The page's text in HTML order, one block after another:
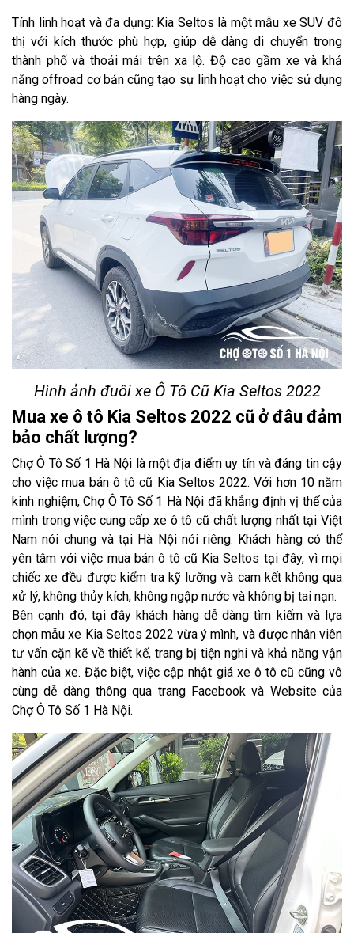
Tính linh hoạt và đa dụng: Kia Seltos là một mẫu xe SUV đô
thị với kích thước phù hợp, giúp dễ dàng di chuyển trong
thành phố và thoải mái trên xa lộ. Độ cao gầm xe và khả
năng offroad cơ bản cũng tạo sự linh hoạt cho việc sử dụng
hàng ngày.
Hình ảnh đuôi xe Ô Tô Cũ Kia Seltos 2022
Mua xe ô tô Kia Seltos 2022 cũ ở đâu đảm
bảo chất lượng?
Chợ Ô Tô Số 1 Hà Nội là một địa điểm uy tín và đáng tin cậy
cho việc mua bán ô tô cũ Kia Seltos 2022. Với hơn 10 năm
kinh nghiệm, Chợ Ô Tô Số 1 Hà Nội đã khẳng định vị thế của
mình trong việc cung cấp xe ô tô cũ chất lượng nhất tại Việt
Nam nói chung và tại Hà Nội nói riêng. Khách hàng có thể
yên tâm với việc mua bán ô tô cũ Kia Seltos tại đây, vì mọi
chiếc xe đều được kiểm tra kỹ lưỡng và cam kết không qua
xử lý, không thủy kích, không ngập nước và không bị tai nạn.
Bên cạnh đó, tại đây khách hàng dễ dàng tìm kiếm và lựa
chọn mẫu xe Kia Seltos 2022 vừa ý mình, và được nhân viên
tư vấn cặn kẽ về thiết kế, trang bị tiện nghi và khả năng vận
hành của xe. Đặc biệt, việc cập nhật giá xe ô tô cũ cũng vô
cùng dễ dàng thông qua trang Facebook và Website của
Chợ Ô Tô Số 1 Hà Nội.